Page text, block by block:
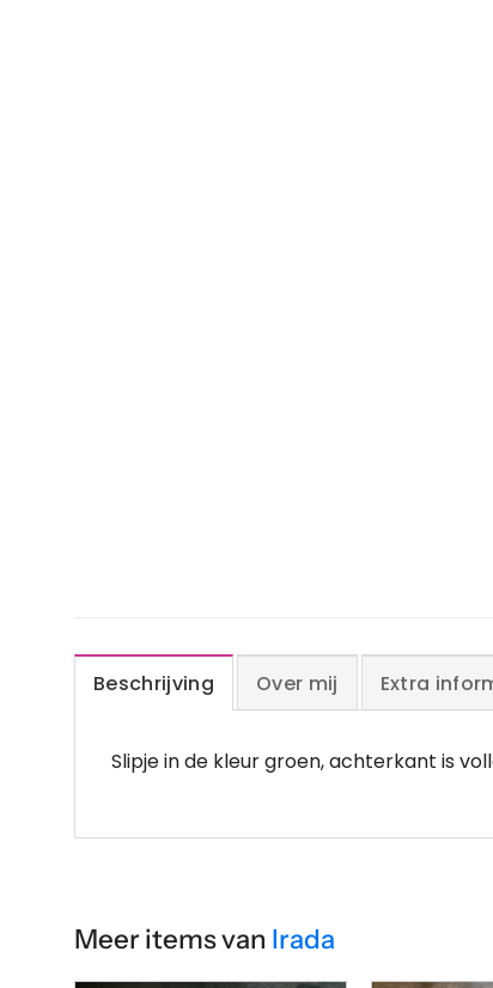
Beschrijving Over mij Extra
Slipje in de kleur groen, achterkant is
Meer items van Irada